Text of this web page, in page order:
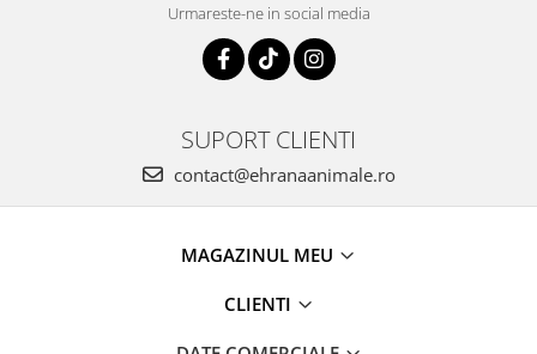
Urmareste-ne in social media
SUPORT CLIENTI
contact@ehranaanimale.ro
MAGAZINUL MEU
CLIENTI